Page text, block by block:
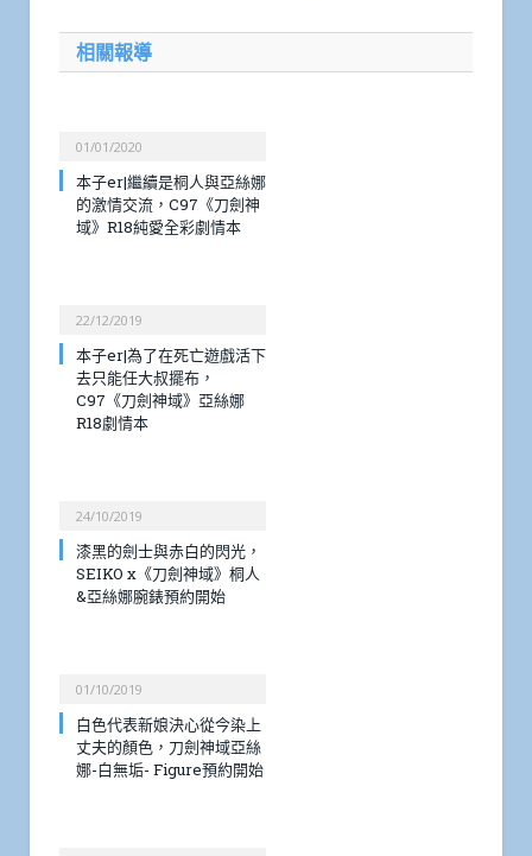
相關報導
01/01/2020
本子er|繼續是桐人與亞絲娜
的激情交流，C97《刀劍神
域》R18純愛全彩劇情本
22/12/2019
本子er|為了在死亡遊戲活下
去只能任大叔擺布，
C97《刀劍神域》亞絲娜
R18劇情本
24/10/2019
漆黑的劍士與赤白的閃光，
SEIKO x《刀劍神域》桐人
&亞絲娜腕錶預約開始
01/10/2019
白色代表新娘決心從今染上
丈夫的顏色，刀劍神域亞絲
娜-白無垢- Figure預約開始